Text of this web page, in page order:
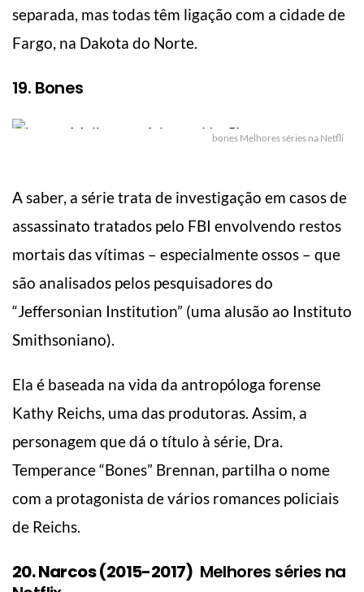
separada, mas todas têm ligação com a cidade de
Fargo, na Dakota do Norte.
19. Bones
bones Melhores séries na Netfli
A saber, a série trata de investigação em casos de
assassinato tratados pelo FBI envolvendo restos
mortais das vítimas – especialmente ossos – que
são analisados pelos pesquisadores do
“Jeffersonian Institution” (uma alusão ao Instituto
Smithsoniano).
Ela é baseada na vida da antropóloga forense
Kathy Reichs, uma das produtoras. Assim, a
personagem que dá o título à série, Dra.
Temperance “Bones” Brennan, partilha o nome
com a protagonista de vários romances policiais
de Reichs.
20. Narcos (2015-2017) Melhores séries na